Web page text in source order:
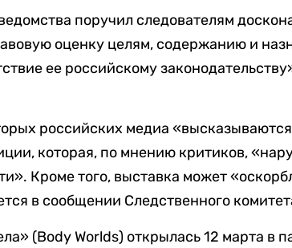
поручил следователям
оценку целям, содержанию и
ее российскому
российских медиа
которая, по мнению критиков,
Кроме того, выставка может
в сообщении Следственного
(Body Worlds) открылась 12 марта в